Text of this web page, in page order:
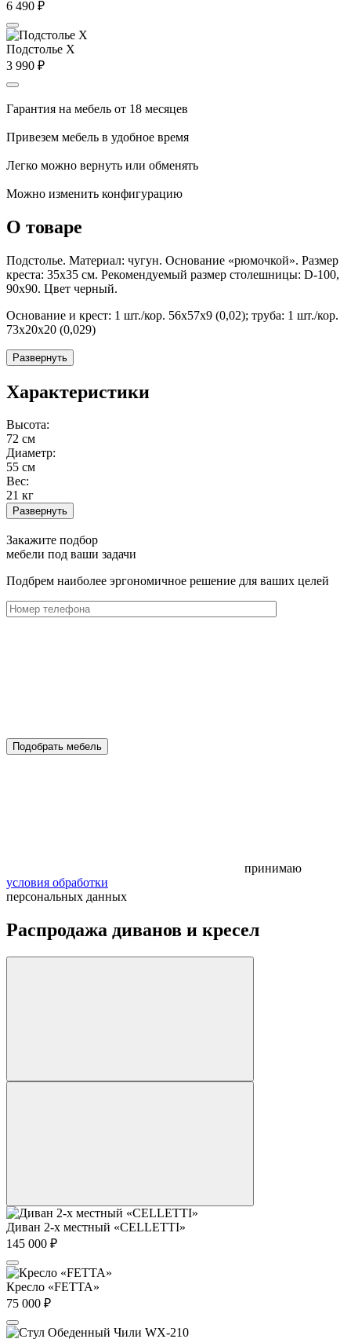
6 490 ₽
Подстолье X
3 990 ₽
Гарантия на мебель от 18 месяцев
Привезем мебель в удобное время
Легко можно вернуть или обменять
Можно изменить конфигурацию
О товаре
Подстолье. Материал: чугун. Основание «рюмочкой». Размер
креста: 35х35 см. Рекомендуемый размер столешницы: D-100,
90х90. Цвет черный.
Основание и крест: 1 шт./кор. 56х57х9 (0,02); труба: 1 шт./кор.
73х20х20 (0,029)
Развернуть
Характеристики
Высота:
72 см
Диаметр:
55 см
Вес:
21 кг
Развернуть
Закажите подбор
мебели под ваши задачи
Подбрем наиболее эргономичное решение для ваших целей
Подобрать мебель
принимаю
условия обработки
персональных данных
Распродажа диванов и кресел
Диван 2-х местный «CELLETTI»
145 000 ₽
Кресло «FETTA»
75 000 ₽